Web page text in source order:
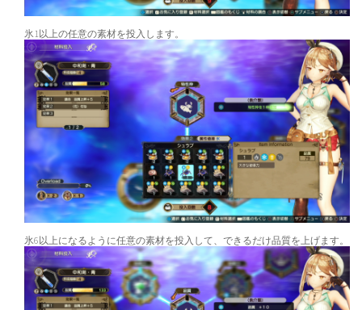
氷1以上の任意の素材を投入します。
氷6以上になるように任意の素材を投入して、できるだけ品質を上げます。